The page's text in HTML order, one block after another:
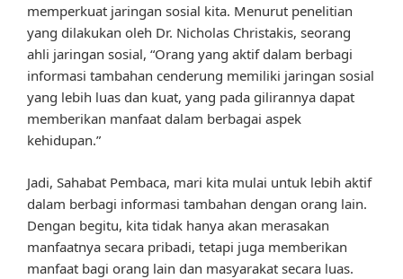
memperkuat jaringan sosial kita. Menurut penelitian
yang dilakukan oleh Dr. Nicholas Christakis, seorang
ahli jaringan sosial, “Orang yang aktif dalam berbagi
informasi tambahan cenderung memiliki jaringan sosial
yang lebih luas dan kuat, yang pada gilirannya dapat
memberikan manfaat dalam berbagai aspek
kehidupan.”
Jadi, Sahabat Pembaca, mari kita mulai untuk lebih aktif
dalam berbagi informasi tambahan dengan orang lain.
Dengan begitu, kita tidak hanya akan merasakan
manfaatnya secara pribadi, tetapi juga memberikan
manfaat bagi orang lain dan masyarakat secara luas.